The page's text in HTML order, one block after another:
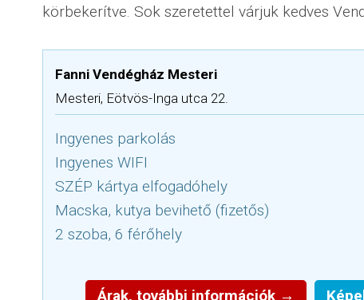
körbekerítve. Sok szeretettel várjuk kedves
Fanni Vendégház Mesteri
Mesteri, Eötvös-Inga utca 22.
Ingyenes parkolás
Ingyenes WIFI
SZÉP kártya elfogadóhely
Macska, kutya bevihető (fizetős)
2 szoba, 6 férőhely
Árak, további információk →